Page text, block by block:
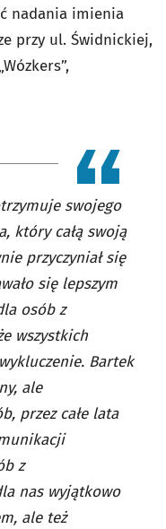
nadania imienia
przy ul. Świdnickiej,
swojego
który całą swoją
przyczyniał się
się lepszym
osób z
wszystkich
Bartek
ale
przez całe lata
z
nas wyjątkowo
ale też